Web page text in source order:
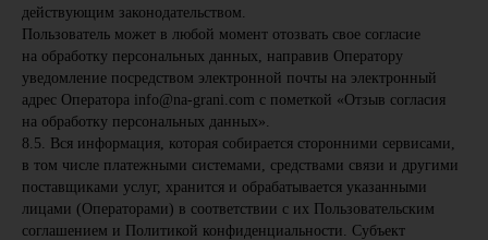
действующим законодательством.
Пользователь может в любой момент отозвать свое согласие
на обработку персональных данных, направив Оператору
уведомление посредством электронной почты на электронный
адрес Оператора info@na-grani.com с пометкой «Отзыв согласия
на обработку персональных данных».
8.5. Вся информация, которая собирается сторонними сервисами,
в том числе платежными системами, средствами связи и другими
поставщиками услуг, хранится и обрабатывается указанными
лицами (Операторами) в соответствии с их Пользовательским
соглашением и Политикой конфиденциальности. Субъект